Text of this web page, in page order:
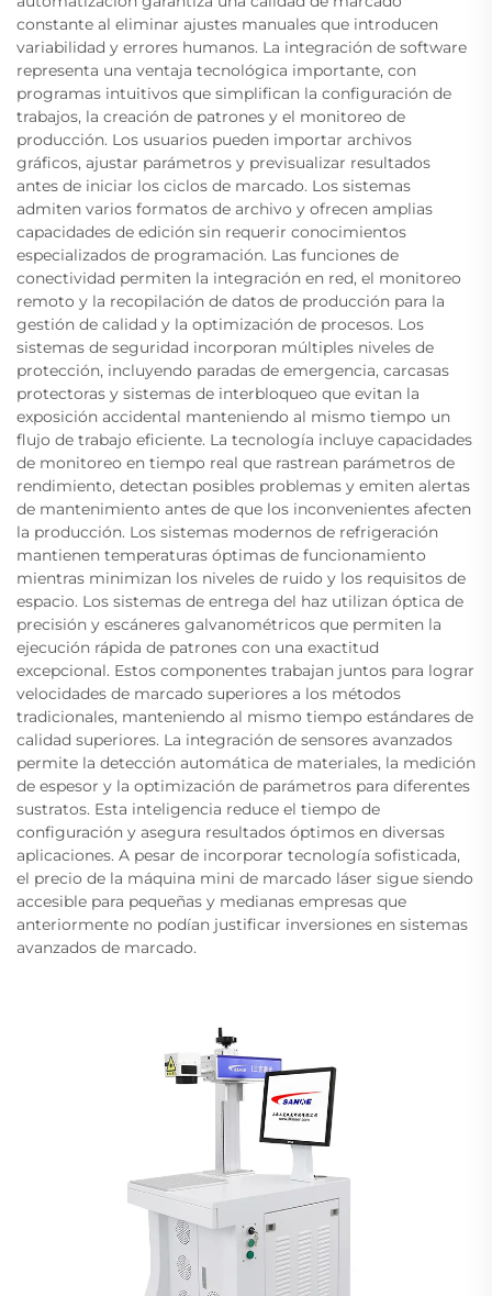
constante al eliminar ajustes manuales que introducen
variabilidad y errores humanos. La integración de software
representa una ventaja tecnológica importante, con
programas intuitivos que simplifican la configuración de
trabajos, la creación de patrones y el monitoreo de
producción. Los usuarios pueden importar archivos
gráficos, ajustar parámetros y previsualizar resultados
antes de iniciar los ciclos de marcado. Los sistemas
admiten varios formatos de archivo y ofrecen amplias
capacidades de edición sin requerir conocimientos
especializados de programación. Las funciones de
conectividad permiten la integración en red, el monitoreo
remoto y la recopilación de datos de producción para la
gestión de calidad y la optimización de procesos. Los
sistemas de seguridad incorporan múltiples niveles de
protección, incluyendo paradas de emergencia, carcasas
protectoras y sistemas de interbloqueo que evitan la
exposición accidental manteniendo al mismo tiempo un
flujo de trabajo eficiente. La tecnología incluye capacidades
de monitoreo en tiempo real que rastrean parámetros de
rendimiento, detectan posibles problemas y emiten alertas
de mantenimiento antes de que los inconvenientes afecten
la producción. Los sistemas modernos de refrigeración
mantienen temperaturas óptimas de funcionamiento
mientras minimizan los niveles de ruido y los requisitos de
espacio. Los sistemas de entrega del haz utilizan óptica de
precisión y escáneres galvanométricos que permiten la
ejecución rápida de patrones con una exactitud
excepcional. Estos componentes trabajan juntos para lograr
velocidades de marcado superiores a los métodos
tradicionales, manteniendo al mismo tiempo estándares de
calidad superiores. La integración de sensores avanzados
permite la detección automática de materiales, la medición
de espesor y la optimización de parámetros para diferentes
sustratos. Esta inteligencia reduce el tiempo de
configuración y asegura resultados óptimos en diversas
aplicaciones. A pesar de incorporar tecnología sofisticada,
el precio de la máquina mini de marcado láser sigue siendo
accesible para pequeñas y medianas empresas que
anteriormente no podían justificar inversiones en sistemas
avanzados de marcado.